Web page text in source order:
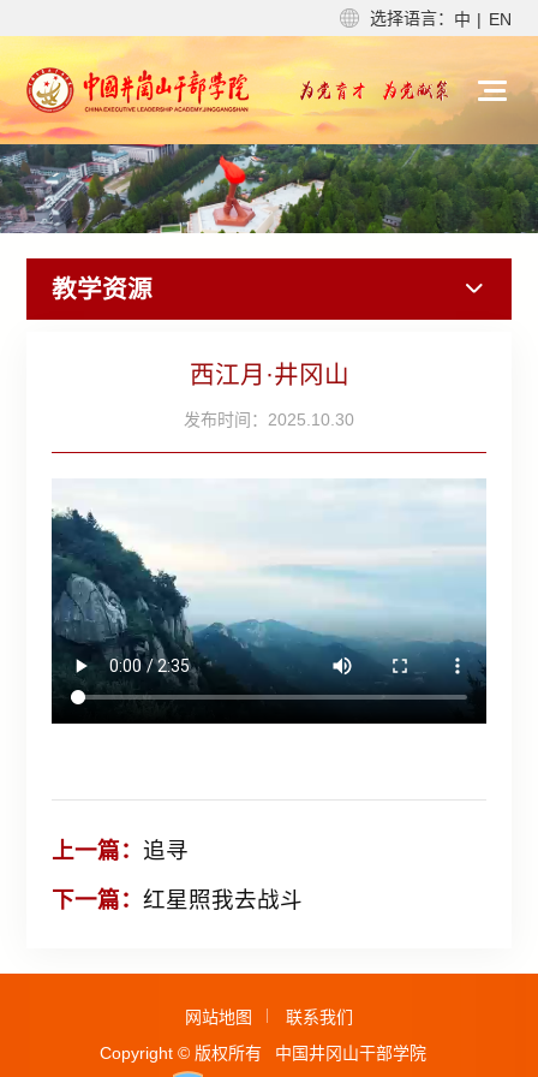
选择语言： 中 | EN
教学资源
西江月·井冈山
发布时间：2025.10.30
上一篇： 追寻
下一篇： 红星照我去战斗
网站地图
联系我们
Copyright © 版权所有
中国井冈山干部学院